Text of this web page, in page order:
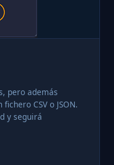
pero además
CSV o JSON.
y seguirá